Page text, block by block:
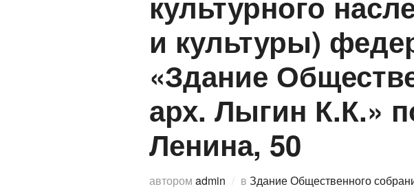
и культуры)
«Здание
арх. Лыгин К.К.»
Ленина, 50
автором admin в Здание Общественного